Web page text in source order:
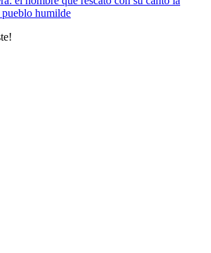
humilde